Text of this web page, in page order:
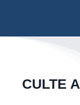
CULTE